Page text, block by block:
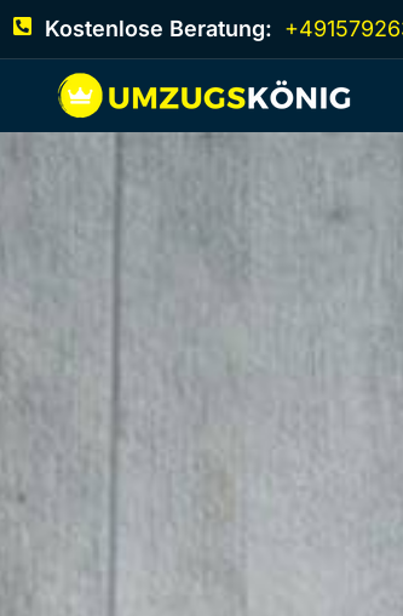
Kostenlose Beratung: